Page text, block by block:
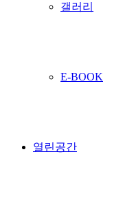
갤러리
E-BOOK
열린공간